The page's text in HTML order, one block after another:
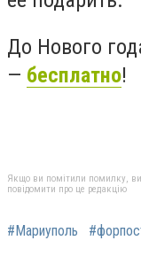
До Нового
— бесплатно!
Якщо ви помітили помилку,
повідомити про це редакцію
#Мариуполь